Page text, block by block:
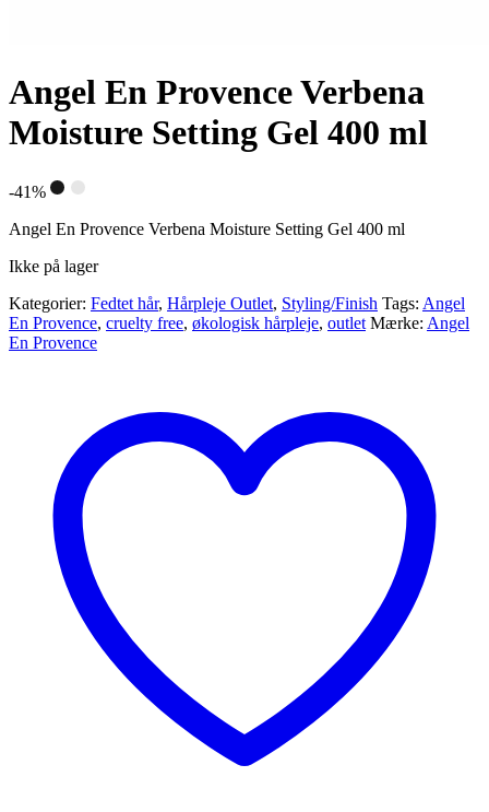
Angel En Provence Verbena
Moisture Setting Gel 400 ml
-41%
Angel En Provence Verbena Moisture Setting Gel 400 ml
Ikke på lager
Kategorier: Fedtet hår, Hårpleje Outlet, Styling/Finish Tags: Angel
En Provence, cruelty free, økologisk hårpleje, outlet Mærke: Angel
En Provence